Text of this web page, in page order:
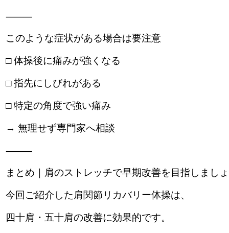
⸻
このような症状がある場合は要注意
□ 体操後に痛みが強くなる
□ 指先にしびれがある
□ 特定の角度で強い痛み
→ 無理せず専門家へ相談
⸻
まとめ｜肩のストレッチで早期改善を目指しまし
今回ご紹介した肩関節リカバリー体操は、
四十肩・五十肩の改善に効果的です。